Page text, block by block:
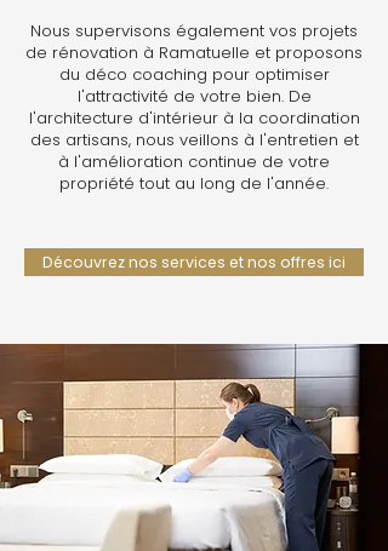
Nous supervisons également vos projets
de rénovation à Ramatuelle et proposons
du déco coaching pour optimiser
l'attractivité de votre bien. De
l'architecture d'intérieur à la coordination
des artisans, nous veillons à l'entretien et
à l'amélioration continue de votre
propriété tout au long de l'année.
Découvrez nos services et nos offres ici